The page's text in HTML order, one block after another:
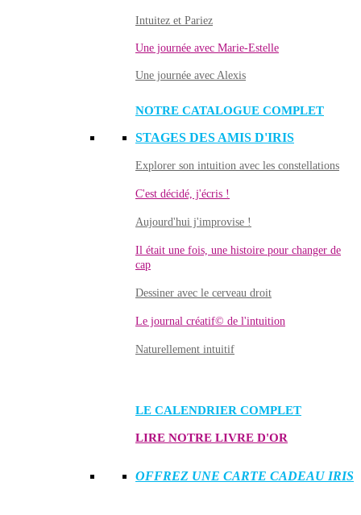
Intuitez et Pariez
Une journée avec Marie-Estelle
Une journée avec Alexis
NOTRE CATALOGUE COMPLET
STAGES DES AMIS D'IRIS
Explorer son intuition avec les constellations
C'est décidé, j'écris !
Aujourd'hui j'improvise !
Il était une fois, une histoire pour changer de
cap
Dessiner avec le cerveau droit
Le journal créatif© de l'intuition
Naturellement intuitif
LE CALENDRIER COMPLET
LIRE NOTRE LIVRE D'OR
OFFREZ UNE CARTE CADEAU IRIS